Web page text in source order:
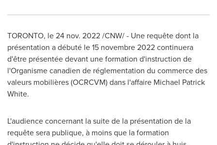
TORONTO, le24 nov. 2022/CNW/ - Une requête dont la
présentation a débuté le 15 novembre 2022 continuera
d'être présentée devant une formation d'instruction de
l'Organisme canadien de réglementation du commerce des
valeurs mobilières (OCRCVM) dans l'affaire Michael Patrick
White.
L'audience concernant la suite de la présentation de la
requête sera publique, à moins que la formation